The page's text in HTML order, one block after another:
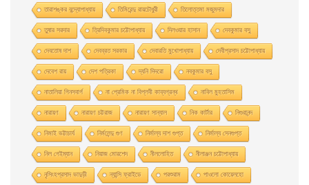
তারাশঙ্কর বন্দ্যোপাধ্যায় তিমিরেন্দু রায়চৌধুরী তিলোত্তমা মজুমদার
তুষার সরদার ত্রিদিবকুমার চট্টোপাধ্যায় দিলওয়ার হাসান দেবকুমার বসু
দেবতোষ দাশ দেবব্রত সরকার দেবারতি মুখােপাধ্যায় দেবীপ্রসাদ চট্টোপাধ্যায়
দেবেশ রায় দেশ পত্রিকা দ্যনি দিদরো নবকুমার বসু
নাতালিয়া গিনসবার্গ না প্রেমিক না বিপ্লবী কাব্যগ্রন্থ নাবিল মুহতাসিম
নারায়ণ নারায়ণ চট্টরাজ নারায়ণ সান্যাল নিক কার্টার নিগুরানন্দ
নিমাই ভট্টাচার্য নির্মলেন্দু গুণ নির্মাল্য দাশ গুপ্ত নির্মাল্য সেনগুপ্ত
নিল গেইম্যান নিয়াজ মোরশেদ নীললােহিত নীলাঞ্জন চট্টোপাধ্যায়
নৃসিংহপ্রসাদ ভাদুড়ী ন্যান্সি ফ্রাইডে পরশুরাম পাওলাে কোয়েলহাে